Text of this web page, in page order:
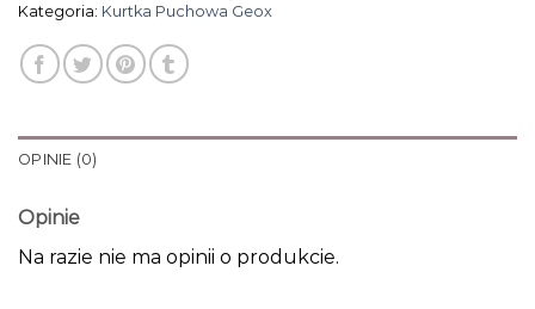
Kategoria: Kurtka Puchowa Geox
OPINIE (0)
Opinie
Na razie nie ma opinii o produkcie.